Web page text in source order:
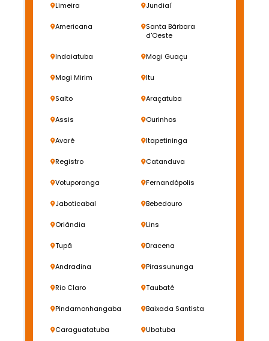
Limeira Jundiaí
Americana
Santa Bárbara
d'Oeste
Indaiatuba Mogi Guaçu
Mogi Mirim Itu
Salto Araçatuba
Assis Ourinhos
Avaré Itapetininga
Registro Catanduva
Votuporanga Fernandópolis
Jaboticabal Bebedouro
Orlândia Lins
Tupã Dracena
Andradina Pirassununga
Rio Claro Taubaté
Pindamonhangaba Baixada Santista
Caraguatatuba Ubatuba